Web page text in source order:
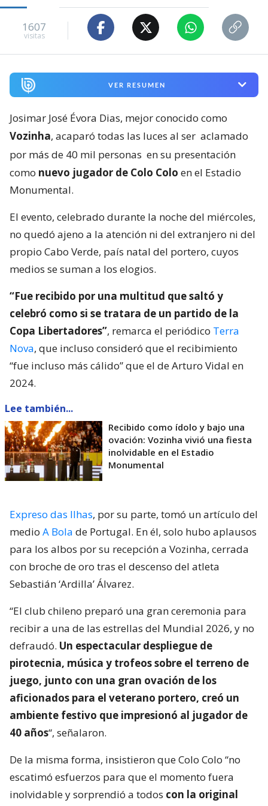
1607
visitas
VER RESUMEN
Josimar José Évora Dias, mejor conocido como
Vozinha, acaparó todas las luces al ser aclamado
por más de 40 mil personas en su presentación
como nuevo jugador de Colo Colo en el Estadio
Monumental.
El evento, celebrado durante la noche del miércoles,
no quedó ajeno a la atención ni del extranjero ni del
propio Cabo Verde, país natal del portero, cuyos
medios se suman a los elogios.
“Fue recibido por una multitud que saltó y
celebró como si se tratara de un partido de la
Copa Libertadores”, remarca el periódico Terra
Nova, que incluso consideró que el recibimiento
“fue incluso más cálido” que el de Arturo Vidal en
2024.
Lee también...
Recibido como ídolo y bajo una
ovación: Vozinha vivió una fiesta
inolvidable en el Estadio
Monumental
Expreso das Ilhas, por su parte, tomó un artículo del
medio A Bola de Portugal. En él, solo hubo aplausos
para los albos por su recepción a Vozinha, cerrada
con broche de oro tras el descenso del atleta
Sebastián ‘Ardilla’ Álvarez.
“El club chileno preparó una gran ceremonia para
recibir a una de las estrellas del Mundial 2026, y no
defraudó. Un espectacular despliegue de
pirotecnia, música y trofeos sobre el terreno de
juego, junto con una gran ovación de los
aficionados para el veterano portero, creó un
ambiente festivo que impresionó al jugador de
40 años“, señalaron.
De la misma forma, insistieron que Colo Colo “no
escatimó esfuerzos para que el momento fuera
inolvidable y sorprendió a todos con la original